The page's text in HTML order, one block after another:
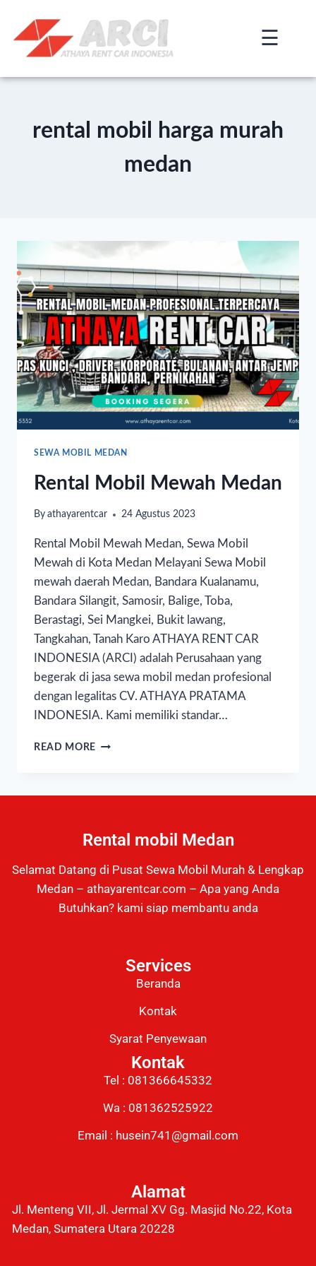
×
☰
rental mobil harga murah
medan
SEWA MOBIL MEDAN
Rental Mobil Mewah Medan
By athayarentcar 24 Agustus 2023
Rental Mobil Mewah Medan, Sewa Mobil
Mewah di Kota Medan Melayani Sewa Mobil
mewah daerah Medan, Bandara Kualanamu,
Bandara Silangit, Samosir, Balige, Toba,
Berastagi, Sei Mangkei, Bukit lawang,
Tangkahan, Tanah Karo ATHAYA RENT CAR
INDONESIA (ARCI) adalah Perusahaan yang
begerak di jasa sewa mobil medan profesional
dengan legalitas CV. ATHAYA PRATAMA
INDONESIA. Kami memiliki standar…
READ MORE
Rental mobil Medan
Selamat Datang di Pusat Sewa Mobil Murah & Lengkap
Medan – athayarentcar.com – Apa yang Anda
Butuhkan? kami siap membantu anda
Services
Beranda
Kontak
Syarat Penyewaan
Kontak
Tel : 081366645332
Wa : 081362525922
Email : husein741@gmail.com
Alamat
Jl. Menteng VII, Jl. Jermal XV Gg. Masjid No.22, Kota
Medan, Sumatera Utara 20228